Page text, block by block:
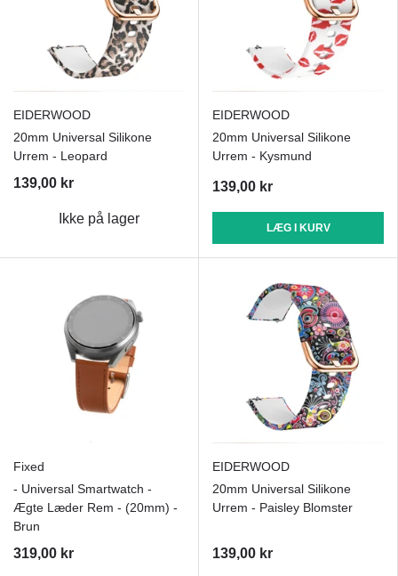
EIDERWOOD
20mm Universal Silikone
Urrem - Leopard
139,00 kr
Ikke på lager
EIDERWOOD
20mm Universal Silikone
Urrem - Kysmund
139,00 kr
LÆG I KURV
Fixed
- Universal Smartwatch -
Ægte Læder Rem - (20mm) -
Brun
319,00 kr
EIDERWOOD
20mm Universal Silikone
Urrem - Paisley Blomster
139,00 kr